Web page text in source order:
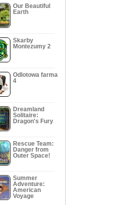
Our Beautiful
Earth
Skarby
Montezumy 2
Odlotowa farma
4
Dreamland
Solitaire:
Dragon's Fury
Rescue Team:
Danger from
Outer Space!
Summer
Adventure:
American
Voyage